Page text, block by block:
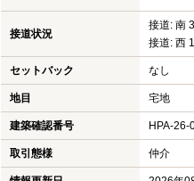
接道状況
接道: 南
接道: 西
セットバック なし
地目 宅地
建築確認番号 HPA-26-
取引態様 仲介